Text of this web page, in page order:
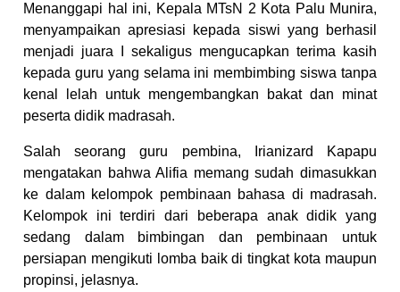
Menanggapi hal ini, Kepala MTsN 2 Kota Palu Munira,
menyampaikan apresiasi kepada siswi yang berhasil
menjadi juara I sekaligus mengucapkan terima kasih
kepada guru yang selama ini membimbing siswa tanpa
kenal lelah untuk mengembangkan bakat dan minat
peserta didik madrasah.
Salah seorang guru pembina, Irianizard Kapapu
mengatakan bahwa Alifia memang sudah dimasukkan
ke dalam kelompok pembinaan bahasa di madrasah.
Kelompok ini terdiri dari beberapa anak didik yang
sedang dalam bimbingan dan pembinaan untuk
persiapan mengikuti lomba baik di tingkat kota maupun
propinsi, jelasnya.